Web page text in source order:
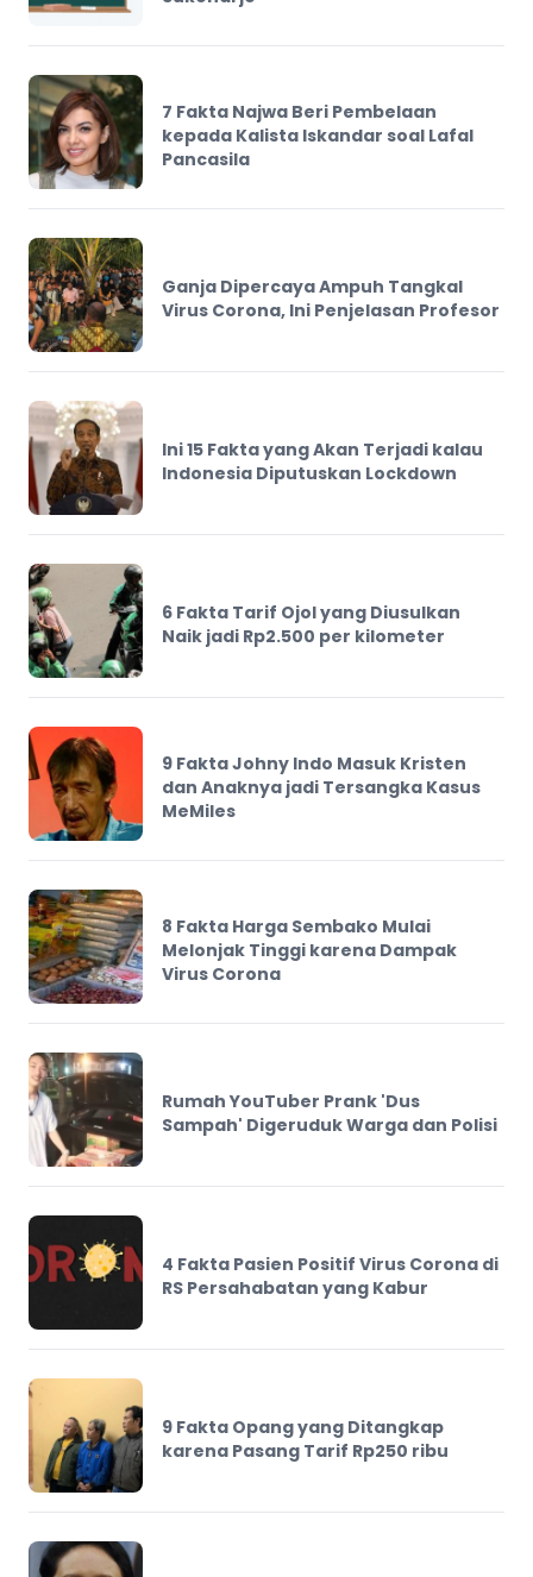
7 Fakta Najwa Beri Pembelaan
kepada Kalista Iskandar soal Lafal
Pancasila
Ganja Dipercaya Ampuh Tangkal
Virus Corona, Ini Penjelasan Profesor
Ini 15 Fakta yang Akan Terjadi kalau
Indonesia Diputuskan Lockdown
6 Fakta Tarif Ojol yang Diusulkan
Naik jadi Rp2.500 per kilometer
9 Fakta Johny Indo Masuk Kristen
dan Anaknya jadi Tersangka Kasus
MeMiles
8 Fakta Harga Sembako Mulai
Melonjak Tinggi karena Dampak
Virus Corona
Rumah YouTuber Prank 'Dus
Sampah' Digeruduk Warga dan Polisi
4 Fakta Pasien Positif Virus Corona di
RS Persahabatan yang Kabur
9 Fakta Opang yang Ditangkap
karena Pasang Tarif Rp250 ribu